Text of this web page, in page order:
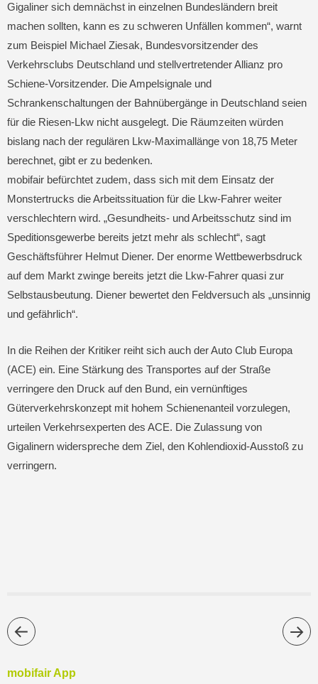
Gigaliner sich demnächst in einzelnen Bundesländern breit
machen sollten, kann es zu schweren Unfällen kommen“, warnt
zum Beispiel Michael Ziesak, Bundesvorsitzender des
Verkehrsclubs Deutschland und stellvertretender Allianz pro
Schiene-Vorsitzender. Die Ampelsignale und
Schrankenschaltungen der Bahnübergänge in Deutschland seien
für die Riesen-Lkw nicht ausgelegt. Die Räumzeiten würden
bislang nach der regulären Lkw-Maximallänge von 18,75 Meter
berechnet, gibt er zu bedenken.
mobifair befürchtet zudem, dass sich mit dem Einsatz der
Monstertrucks die Arbeitssituation für die Lkw-Fahrer weiter
verschlechtern wird. „Gesundheits- und Arbeitsschutz sind im
Speditionsgewerbe bereits jetzt mehr als schlecht“, sagt
Geschäftsführer Helmut Diener. Der enorme Wettbewerbsdruck
auf dem Markt zwinge bereits jetzt die Lkw-Fahrer quasi zur
Selbstausbeutung. Diener bewertet den Feldversuch als „unsinnig
und gefährlich“.
In die Reihen der Kritiker reiht sich auch der Auto Club Europa
(ACE) ein. Eine Stärkung des Transportes auf der Straße
verringere den Druck auf den Bund, ein vernünftiges
Güterverkehrskonzept mit hohem Schienenanteil vorzulegen,
urteilen Verkehrsexperten des ACE. Die Zulassung von
Gigalinern widerspreche dem Ziel, den Kohlendioxid-Ausstoß zu
verringern.
mobifair App